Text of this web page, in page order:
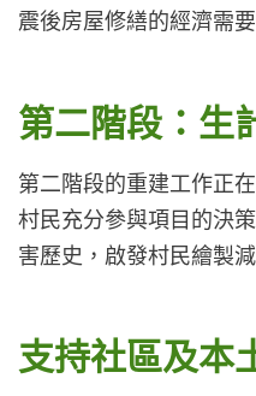
震後房屋修繕的經濟需
第二階段：生
第二階段的重建工作正
村民充分參與項目的決
害歷史，啟發村民繪製
支持社區及本